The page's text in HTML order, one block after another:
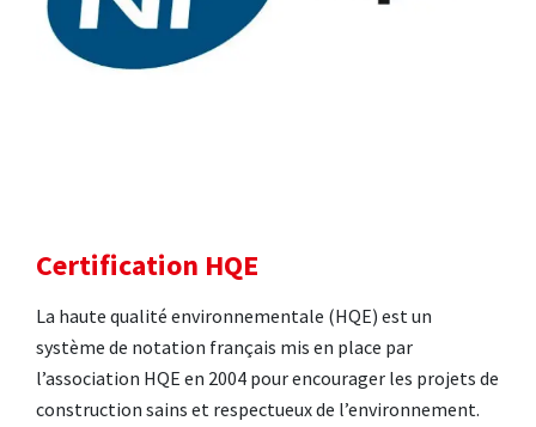
Certification HQE
La haute qualité environnementale (HQE) est un
système de notation français mis en place par
l’association HQE en 2004 pour encourager les projets de
construction sains et respectueux de l’environnement.